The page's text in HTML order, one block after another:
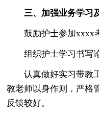
三、加强业务学习
鼓励护士参加xxxx考
组织护士学习书写论
认真做好实习带教工
教老师以身作则，严格
反馈较好。